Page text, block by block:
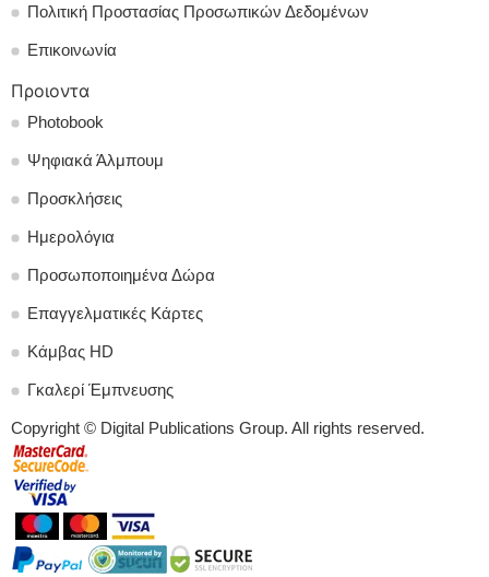
Πολιτική Προστασίας Προσωπικών Δεδομένων
Επικοινωνία
Προιοντα
Photobook
Ψηφιακά Άλμπουμ
Προσκλήσεις
Ημερολόγια
Προσωποποιημένα Δώρα
Επαγγελματικές Κάρτες
Κάμβας HD
Γκαλερί Έμπνευσης
Copyright © Digital Publications Group. All rights reserved.